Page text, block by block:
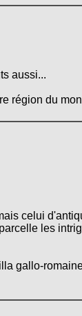
aussi...
région du
celui
les
gallo-